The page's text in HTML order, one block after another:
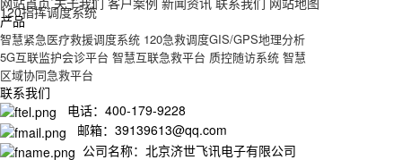
120指挥调度系统
产品
智慧紧急医疗救援调度系统 120急救调度GIS/GPS地理分析
5G互联监护会诊平台 智慧互联急救平台 质控随访系统 智慧
区域协同急救平台
联系我们
电话：400-179-9228
邮箱：39139613@qq.com
公司名称：北京济世飞讯电子有限公司